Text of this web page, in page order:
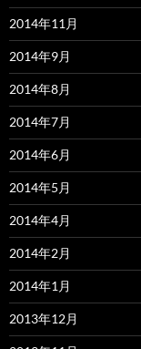
2014年11月
2014年9月
2014年8月
2014年7月
2014年6月
2014年5月
2014年4月
2014年2月
2014年1月
2013年12月